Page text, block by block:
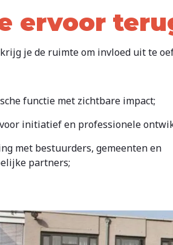
ervoor
je de ruimte om invloed uit te
functie met zichtbare impact;
initiatief en professionele
met bestuurders, gemeenten en
partners;